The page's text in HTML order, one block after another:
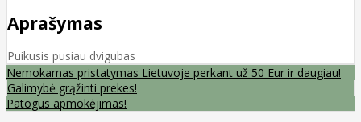
Aprašymas
Puikusis pusiau dvigubas
Nemokamas pristatymas Lietuvoje perkant už 50 Eur ir daugiau!
Galimybė grąžinti prekes!
Patogus apmokėjimas!